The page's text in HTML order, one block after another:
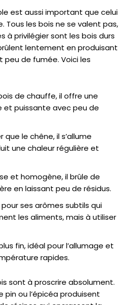
est aussi important que celui
Tous les bois ne se valent pas,
à privilégier sont les bois durs
lentement en produisant
peu de fumée. Voici les
de chauffe, il offre une
et puissante avec peu de
que le chêne, il s’allume
une chaleur régulière et
et homogène, il brûle de
en laissant peu de résidus.
ses arômes subtils qui
les aliments, mais à utiliser
fin, idéal pour l’allumage et
rapides.
sont à proscrire absolument.
pin ou l’épicéa produisent